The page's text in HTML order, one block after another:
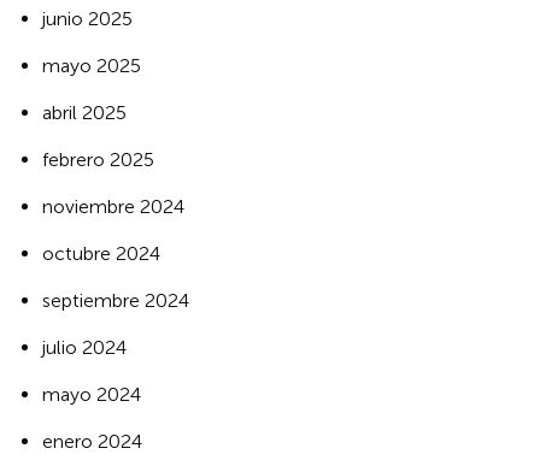
junio 2025
mayo 2025
abril 2025
febrero 2025
noviembre 2024
octubre 2024
septiembre 2024
julio 2024
mayo 2024
enero 2024